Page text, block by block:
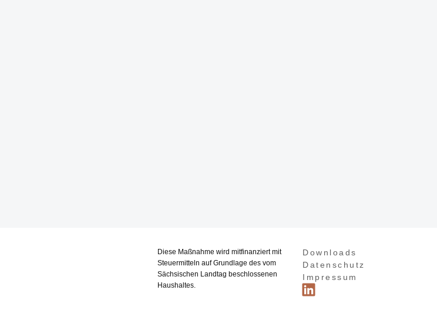
Diese Maßnahme wird mitfinanziert mit
Steuermitteln auf Grundlage des vom
Sächsischen Landtag beschlossenen
Haushaltes.
Downloads
Datenschutz
Impressum